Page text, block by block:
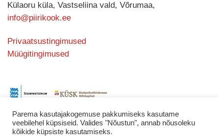
Külaoru küla, Vastseliina vald, Võrumaa,
info@piirikook.ee
Privaatsustingimused
Müügitingimused
Kodulehe valmistasKATING
Parema kasutajakogemuse pakkumiseks kasutame
veebilehel küpsiseid. Valides "Nõustun", annab nõusoleku
kõikide küpsiste kasutamiseks.